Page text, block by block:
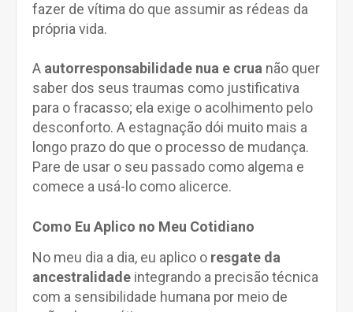
fazer de vítima do que assumir as rédeas da
própria vida.
A autorresponsabilidade nua e crua não quer
saber dos seus traumas como justificativa
para o fracasso; ela exige o acolhimento pelo
desconforto. A estagnação dói muito mais a
longo prazo do que o processo de mudança.
Pare de usar o seu passado como algema e
comece a usá-lo como alicerce.
Como Eu Aplico no Meu Cotidiano
No meu dia a dia, eu aplico o resgate da
ancestralidade integrando a precisão técnica
com a sensibilidade humana por meio de